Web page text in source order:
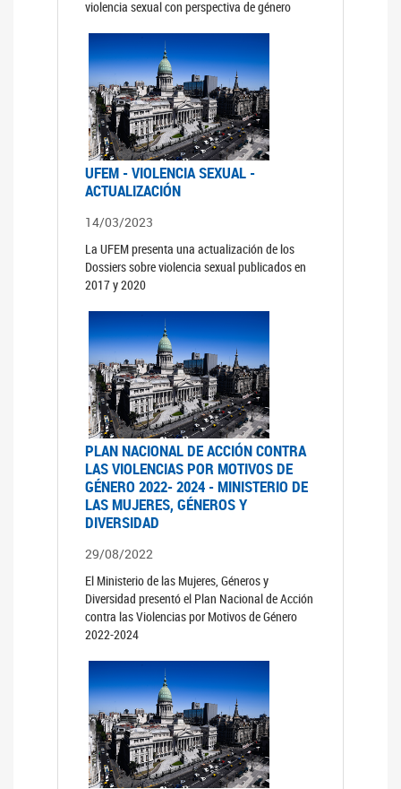
violencia sexual con perspectiva de género
UFEM - VIOLENCIA SEXUAL -
ACTUALIZACIÓN
14/03/2023
La UFEM presenta una actualización de los
Dossiers sobre violencia sexual publicados en
2017 y 2020
PLAN NACIONAL DE ACCIÓN CONTRA
LAS VIOLENCIAS POR MOTIVOS DE
GÉNERO 2022- 2024 - MINISTERIO DE
LAS MUJERES, GÉNEROS Y
DIVERSIDAD
29/08/2022
El Ministerio de las Mujeres, Géneros y
Diversidad presentó el Plan Nacional de Acción
contra las Violencias por Motivos de Género
2022-2024